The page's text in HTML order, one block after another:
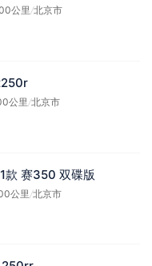
公里/北京市
公里/北京市
赛350 双碟版
公里/北京市